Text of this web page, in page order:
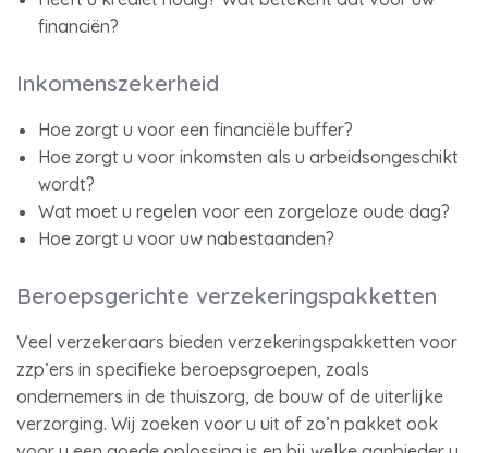
financiën?
Inkomenszekerheid
Hoe zorgt u voor een financiële buffer?
Hoe zorgt u voor inkomsten als u arbeidsongeschikt
wordt?
Wat moet u regelen voor een zorgeloze oude dag?
Hoe zorgt u voor uw nabestaanden?
Beroepsgerichte verzekeringspakketten
Veel verzekeraars bieden verzekeringspakketten voor
zzp’ers in specifieke beroepsgroepen, zoals
ondernemers in de thuiszorg, de bouw of de uiterlijke
verzorging. Wij zoeken voor u uit of zo’n pakket ook